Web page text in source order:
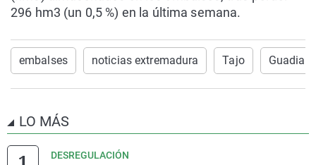
296 hm3 (un 0,5 %) en la última semana.
embalses noticias extremadura Tajo
LO MÁS
DESREGULACIÓN